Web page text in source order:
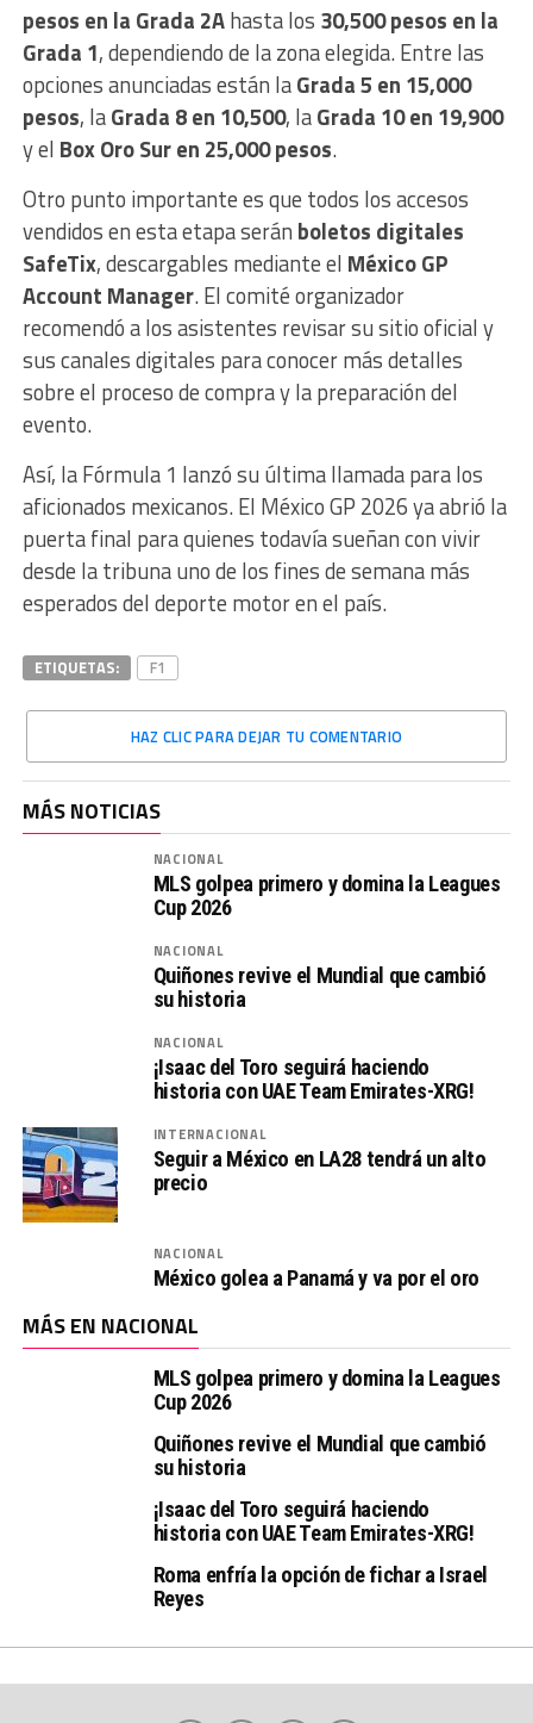
pesos en la Grada 2Ahasta los 30,500 pesos en la
Grada 1, dependiendo de la zona elegida. Entre las
opciones anunciadas están laGrada 5 en 15,000
pesos, laGrada 8 en 10,500, laGrada 10 en 19,900
y el Box Oro Sur en 25,000 pesos.
Otro punto importante es que todos los accesos
vendidos en esta etapa serán boletos digitales
SafeTix, descargables mediante el México GP
Account Manager. El comité organizador
recomendó a los asistentes revisar su sitio oficial y
sus canales digitales para conocer más detalles
sobre el proceso de compra y la preparación del
evento.
Así, la Fórmula 1 lanzó su última llamada para los
aficionados mexicanos. El México GP 2026 ya abrió la
puerta final para quienes todavía sueñan con vivir
desde la tribuna uno de los fines de semana más
esperados del deporte motor en el país.
ETIQUETAS: F1
HAZ CLIC PARA DEJAR TU COMENTARIO
MÁS NOTICIAS
NACIONAL
MLS golpea primero y domina la Leagues
Cup 2026
NACIONAL
Quiñones revive el Mundial que cambió
su historia
NACIONAL
¡Isaac del Toro seguirá haciendo
historia con UAE Team Emirates-XRG!
INTERNACIONAL
Seguir a México en LA28 tendrá un alto
precio
NACIONAL
México golea a Panamá y va por el oro
MÁS EN NACIONAL
MLS golpea primero y domina la Leagues
Cup 2026
Quiñones revive el Mundial que cambió
su historia
¡Isaac del Toro seguirá haciendo
historia con UAE Team Emirates-XRG!
Roma enfría la opción de fichar a Israel
Reyes